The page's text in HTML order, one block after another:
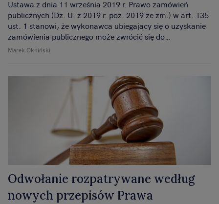
Marek Okniński
Ustawa z dnia 11 września 2019 r. Prawo zamówień
publicznych (Dz. U. z 2019 r. poz. 2019 ze zm.) w art. 135
ust. 1 stanowi, że wykonawca ubiegający się o uzyskanie
zamówienia publicznego może zwrócić się do
zamawiającego z wnioskiem o wyjaśnienie treści SWZ.
Odwołanie rozpatrywane według
nowych przepisów Prawa